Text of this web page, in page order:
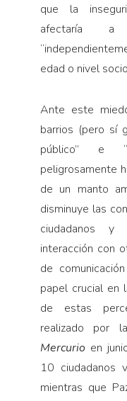
que la
afectaría
edad o nivel
Ante este
barrios (pero sí
público” e
peligrosamente
de un manto
disminuye las
ciudadanos
interacción con
de
papel crucial en
de estas
realizado por
Mercurio en
10 ciudadanos
mientras que